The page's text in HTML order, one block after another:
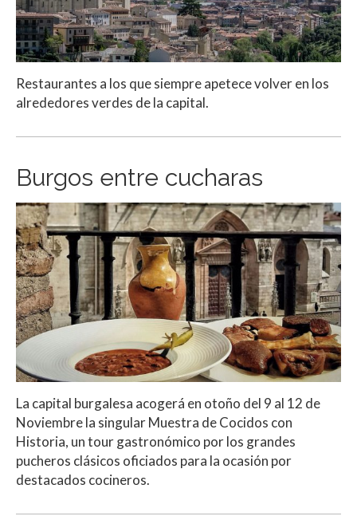
Restaurantes a los que siempre apetece volver en los
alrededores verdes de la capital.
Burgos entre cucharas
La capital burgalesa acogerá en otoño del 9 al 12 de
Noviembre la singular Muestra de Cocidos con
Historia, un tour gastronómico por los grandes
pucheros clásicos oficiados para la ocasión por
destacados cocineros.